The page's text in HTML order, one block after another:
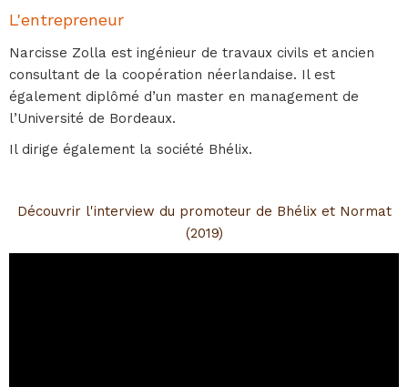
L'entrepreneur
Narcisse Zolla est ingénieur de travaux civils et ancien
consultant de la coopération néerlandaise. Il est
également diplômé d’un master en management de
l’Université de Bordeaux.
Il dirige également la société Bhélix.
Découvrir l'interview du promoteur de Bhélix et Normat
(2019)